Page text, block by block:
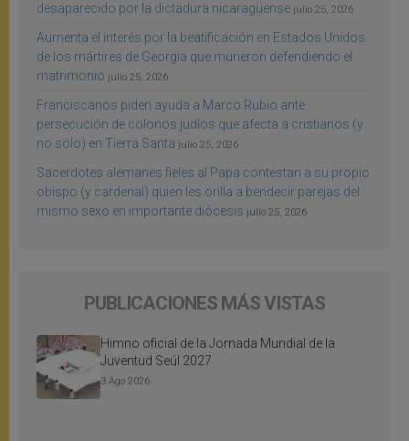
desaparecido por la dictadura nicaragüense julio 25, 2026
Aumenta el interés por la beatificación en Estados Unidos
de los mártires de Georgia que murieron defendiendo el
matrimonio julio 25, 2026
Franciscanos piden ayuda a Marco Rubio ante
persecución de colonos judíos que afecta a cristianos (y
no sólo) en Tierra Santa julio 25, 2026
Sacerdotes alemanes fieles al Papa contestan a su propio
obispo (y cardenal) quien les orilla a bendecir parejas del
mismo sexo en importante diócesis julio 25, 2026
PUBLICACIONES MÁS VISTAS
Himno oficial de la Jornada Mundial de la
Juventud Seúl 2027
3 Ago 2026